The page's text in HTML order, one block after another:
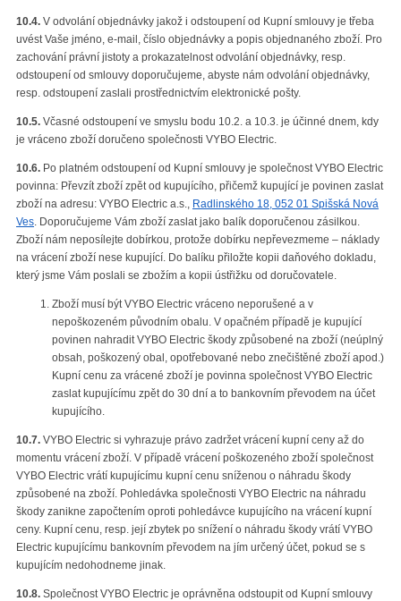
10.4. V odvolání objednávky jakož i odstoupení od Kupní smlouvy je třeba
uvést Vaše jméno, e-mail, číslo objednávky a popis objednaného zboží. Pro
zachování právní jistoty a prokazatelnost odvolání objednávky, resp.
odstoupení od smlouvy doporučujeme, abyste nám odvolání objednávky,
resp. odstoupení zaslali prostřednictvím elektronické pošty.
10.5. Včasné odstoupení ve smyslu bodu 10.2. a 10.3. je účinné dnem, kdy
je vráceno zboží doručeno společnosti VYBO Electric.
10.6. Po platném odstoupení od Kupní smlouvy je společnost VYBO Electric
povinna: Převzít zboží zpět od kupujícího, přičemž kupující je povinen zaslat
zboží na adresu: VYBO Electric a.s., Radlinského 18, 052 01 Spišská Nová
Ves . Doporučujeme Vám zboží zaslat jako balík doporučenou zásilkou.
Zboží nám neposílejte dobírkou, protože dobírku nepřevezmeme – náklady
na vrácení zboží nese kupující. Do balíku přiložte kopii daňového dokladu,
který jsme Vám poslali se zbožím a kopii ústřižku od doručovatele.
Zboží musí být VYBO Electric vráceno neporušené a v
nepoškozeném původním obalu. V opačném případě je kupující
povinen nahradit VYBO Electric škody způsobené na zboží (neúplný
obsah, poškozený obal, opotřebované nebo znečištěné zboží apod.)
Kupní cenu za vrácené zboží je povinna společnost VYBO Electric
zaslat kupujícímu zpět do 30 dní a to bankovním převodem na účet
kupujícího.
10.7. VYBO Electric si vyhrazuje právo zadržet vrácení kupní ceny až do
momentu vrácení zboží. V případě vrácení poškozeného zboží společnost
VYBO Electric vrátí kupujícímu kupní cenu sníženou o náhradu škody
způsobené na zboží. Pohledávka společnosti VYBO Electric na náhradu
škody zanikne započtením oproti pohledávce kupujícího na vrácení kupní
ceny. Kupní cenu, resp. její zbytek po snížení o náhradu škody vrátí VYBO
Electric kupujícímu bankovním převodem na jím určený účet, pokud se s
kupujícím nedohodneme jinak.
10.8. Společnost VYBO Electric je oprávněna odstoupit od Kupní smlouvy